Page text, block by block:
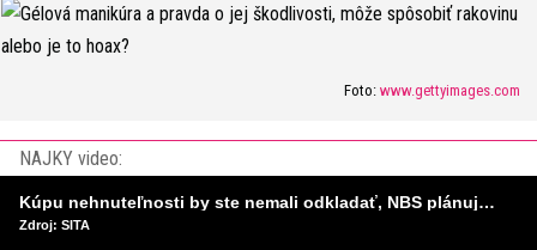
Foto: www.gettyimages.com
NAJKY video:
Kúpu nehnuteľnosti by ste nemali odkladať, NBS plánuje sprísniť pravidlá pri hypotékach
Zdroj: SITA